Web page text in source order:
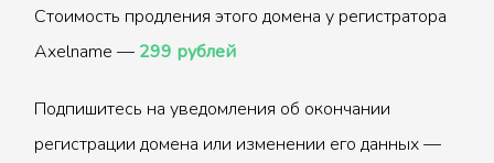
Стоимость продления этого домена у регистратора
Axelname — 299 рублей
Подпишитесь на уведомления об окончании
регистрации домена или изменении его данных —